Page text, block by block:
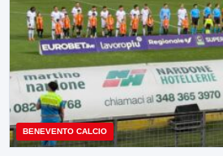
BENEVENTO CALCIO